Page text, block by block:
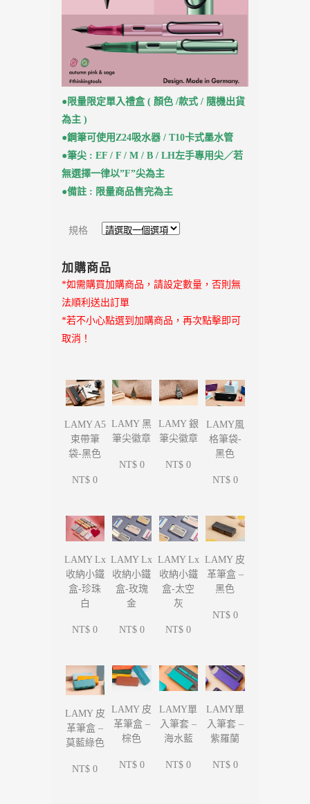
●限量限定單入禮盒 ( 顏色 /款式 / 隨機出貨
為主 )
●鋼筆可使用Z24吸水器 / T10卡式墨水管
●筆尖 : EF / F / M / B / LH左手專用尖／若
無選擇一律以”F”尖為主
●備註 : 限量商品售完為主
規格
加購商品
*如需購買加購商品，請設定數量，否則無
法順利送出訂單
*若不小心點選到加購商品，再次點擊即可
取消！
LAMY A5
束帶筆
袋-黑色
NT$ 0
LAMY 黑
筆尖徽章
NT$ 0
LAMY 銀
筆尖徽章
NT$ 0
LAMY風
格筆袋-
黑色
NT$ 0
LAMY Lx
收納小鐵
盒-珍珠
白
NT$ 0
LAMY Lx
收納小鐵
盒-玫瑰
金
NT$ 0
LAMY Lx
收納小鐵
盒-太空
灰
NT$ 0
LAMY 皮
革筆盒 –
黑色
NT$ 0
LAMY 皮
革筆盒 –
莫藍綠色
NT$ 0
LAMY 皮
革筆盒 –
棕色
NT$ 0
LAMY單
入筆套 –
海水藍
NT$ 0
LAMY單
入筆套 –
紫羅蘭
NT$ 0